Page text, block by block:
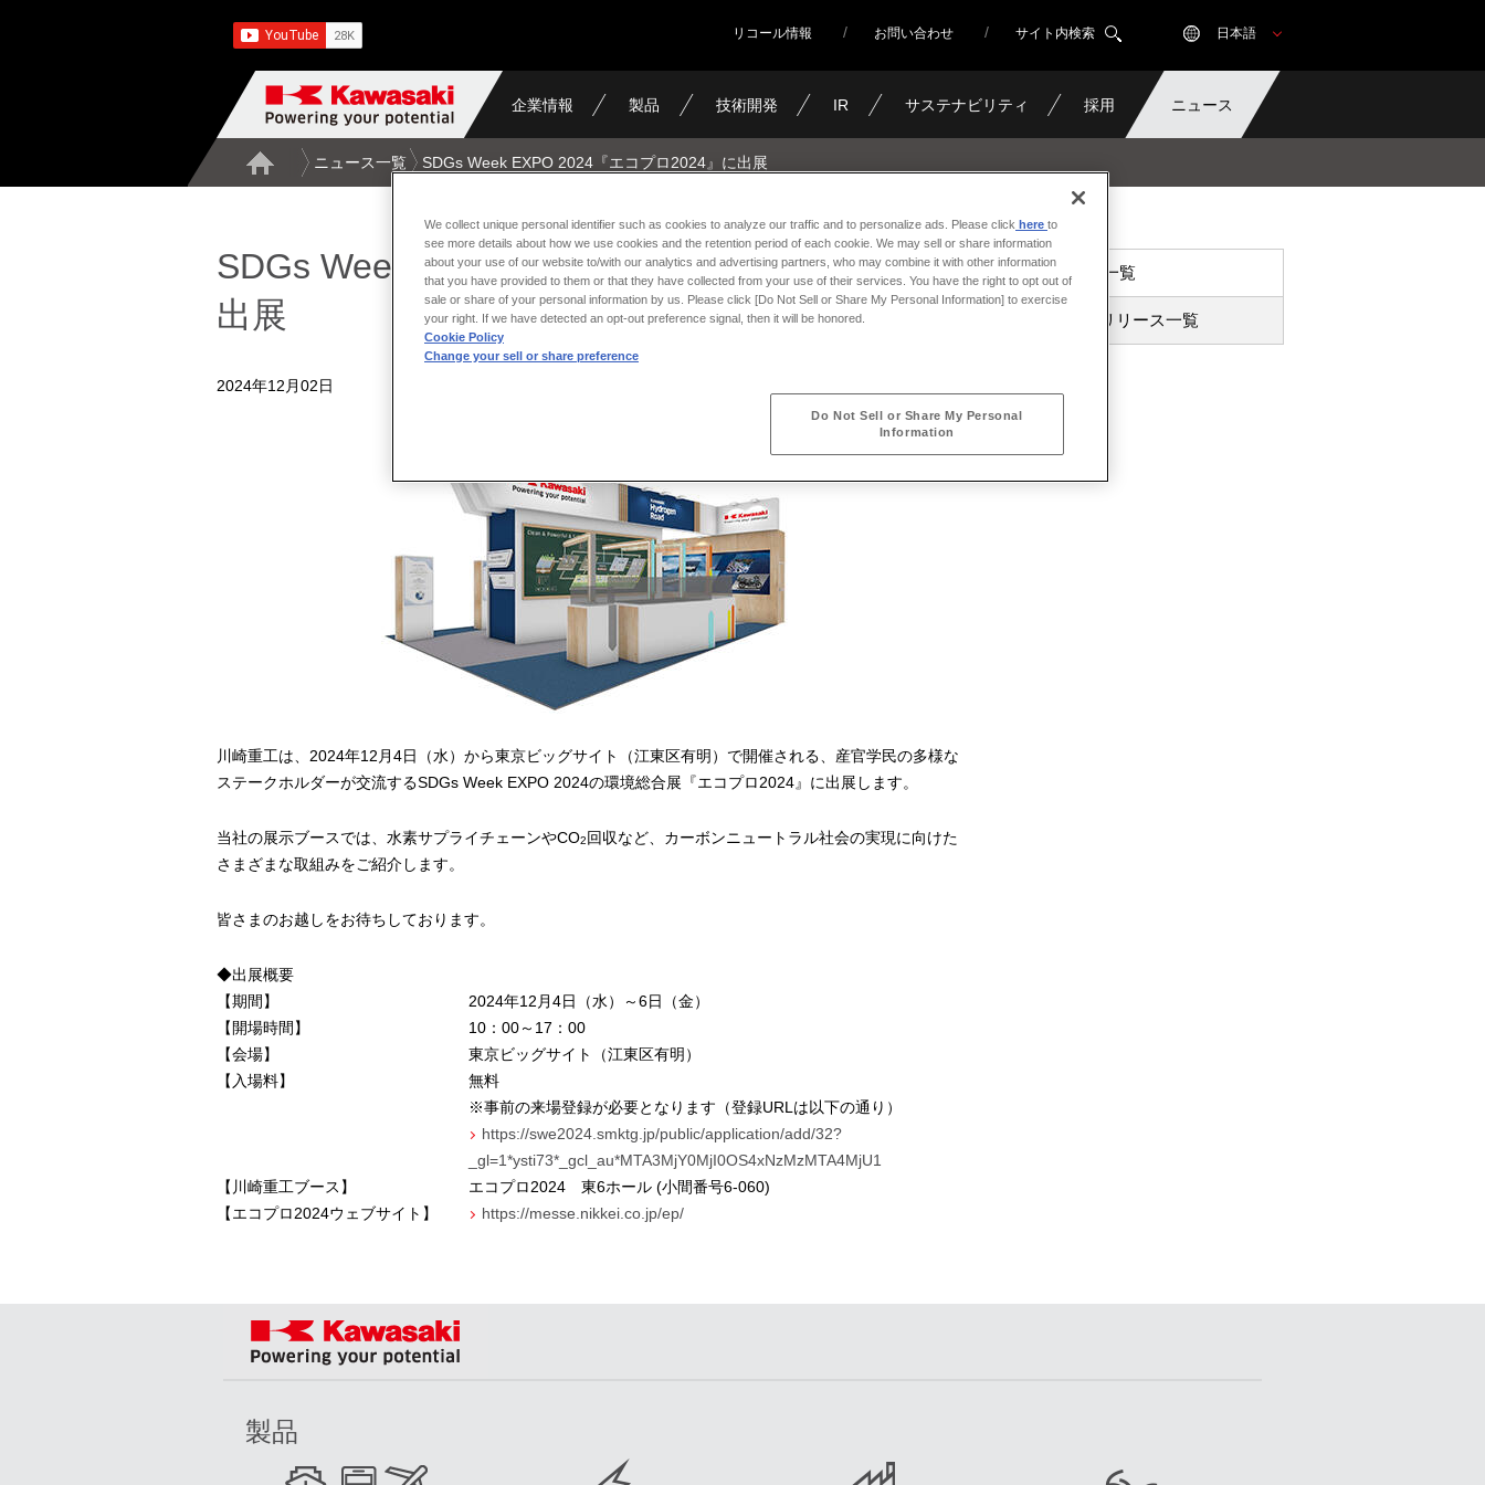
リコール情報 お問い合わせ サイト内検索 日本語
企業情報 製品 技術開発 IR サステナビリティ 採用 ニュース
ニュース一覧 SDGs Week EXPO 2024『エコプロ2024』に出展
SDGs Week EXPO 2024『エコプロ2024』に
出展
2024年12月02日
川崎重工は、 2024年12 月4日（水）から東京ビッグサイト（江東区有明）で開催される、産官学民の多様な
ステークホルダーが交流するSDGs Week EXPO 2024の環境総合展『エコプロ2024』に出展します。
当社の展示ブースでは、水素サプライチェーンやCO2回収など、カーボンニュートラル社会の実現に向けた
さまざまな取組みをご紹介します。
皆さまのお越しをお待ちしております。
◆出展概要
【期間】
2024年12 月4日（水）～6日（金）
【開場時間】
10： 00～ 17 ： 00
【会場】
東京ビッグサイト（江東区有明）
【入場料】
無料
※事前の来場登録が必要となります（登録URL は以下の通り）
https://swe2024.smktg.jp/public/application/add/32?
_gl=1*ysti73*_gcl_au*MTA3MjY0MjI0OS4xNzMzMTA4MjU1
【川崎重工ブース】
エコプロ2024 東6ホール (小間番号6-060)
【エコプロ2024ウェブサイト】 https://messe.nikkei.co.jp/ep/
ニュース一覧
プレスリリース一覧
製品
We collect unique personal identifier such as cookies to analyze our traffic and to personalize ads. Please click here to
see more details about how we use cookies and the retention period of each cookie. We may sell or share information
about your use of our website to/with our analytics and advertising partners, who may combine it with other information
that you have provided to them or that they have collected from your use of their services. You have the right to opt out of
sale or share of your personal information by us. Please click [Do Not Sell or Share My Personal Information] to exercise
your right. If we have detected an opt-out preference signal, then it will be honored.
Cookie Policy
Change your sell or share preference
Do Not Sell or Share My Personal
Information